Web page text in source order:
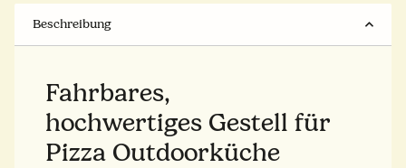
Beschreibung
Fahrbares,
hochwertiges Gestell für
Pizza Outdoorküche